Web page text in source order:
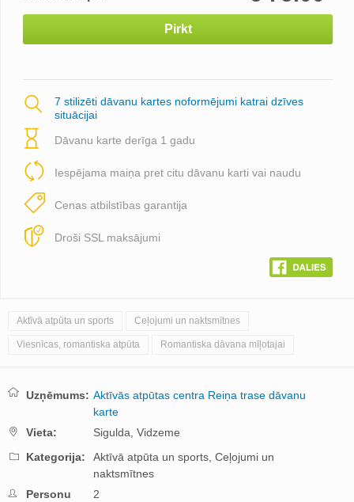
Pirkt
7 stilizēti dāvanu kartes noformējumi katrai dzīves
situācijai
Dāvanu karte derīga 1 gadu
Iespējama maiņa pret citu dāvanu karti vai naudu
Cenas atbilstības garantija
Droši SSL maksājumi
Aktīvā atpūta un sports Ceļojumi un naktsmītnes
Viesnīcas, romantiska atpūta Romantiska dāvana mīļotajai
Uzņēmums: Aktīvās atpūtas centra Reiņa trase dāvanu
karte
Vieta:
Sigulda, Vidzeme
Kategorija:
Aktīvā atpūta un sports, Ceļojumi un
naktsmītnes
Personu
2